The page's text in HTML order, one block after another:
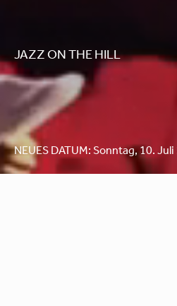
JAZZ ON THE HILL
NEUES DATUM: Sonntag, 10. Juli